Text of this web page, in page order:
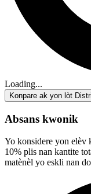
Loading...
Konpare ak yon lòt
Absans kwonik
Yo konsidere yon elèv
10% plis nan kantite
matènèl yo eskli nan